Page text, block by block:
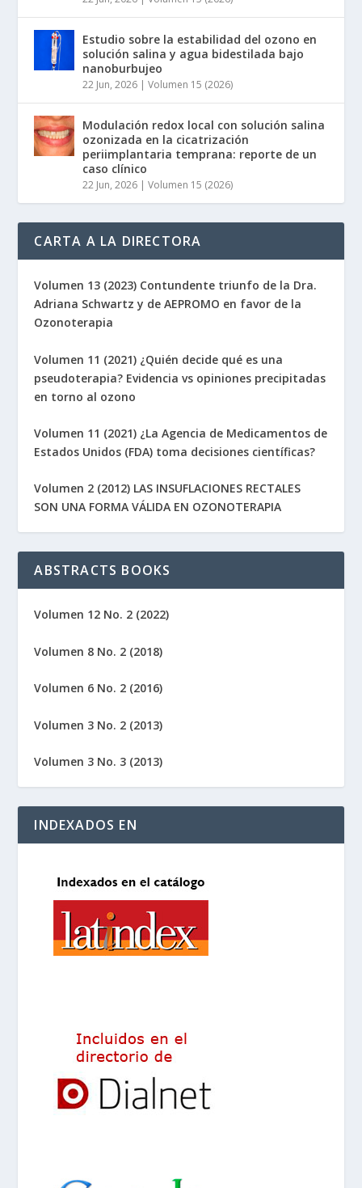
Estudio sobre la estabilidad del ozono en
solución salina y agua bidestilada bajo
nanoburbujeo
22 Jun, 2026 |Volumen 15 (2026)
Modulación redox local con solución salina
ozonizada en la cicatrización
periimplantaria temprana: reporte de un
caso clínico
22 Jun, 2026 |Volumen 15 (2026)
CARTA A LA DIRECTORA
Volumen 13 (2023) Contundente triunfo de la Dra.
Adriana Schwartz y de AEPROMO en favor de la
Ozonoterapia
Volumen 11 (2021) ¿Quién decide qué es una
pseudoterapia? Evidencia vs opiniones precipitadas
en torno al ozono
Volumen 11 (2021) ¿La Agencia de Medicamentos de
Estados Unidos (FDA) toma decisiones científicas?
Volumen 2 (2012) LAS INSUFLACIONES RECTALES
SON UNA FORMA VÁLIDA EN OZONOTERAPIA
ABSTRACTS BOOKS
Volumen 12 No. 2 (2022)
Volumen 8 No. 2 (2018)
Volumen 6 No. 2 (2016)
Volumen 3 No. 2 (2013)
Volumen 3 No. 3 (2013)
INDEXADOS EN